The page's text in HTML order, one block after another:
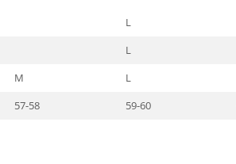
L
L
M L
57-58 59-60